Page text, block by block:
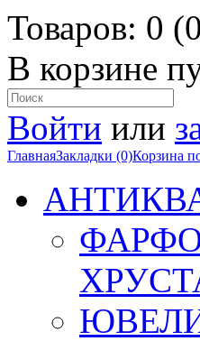
Товаров: 0
В корзине
Войти или
ГлавнаяЗакладки (0)Корзина